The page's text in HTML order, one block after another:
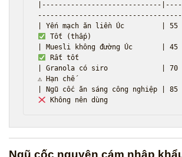
|-----------------------------
| Yến mạch ăn liền Úc         |
Tốt (thấp)
| Muesli không đường Úc       |
Rất tốt
| Granola có siro             |
⚠ Hạn chế
| Ngũ cốc ăn sáng công nghiệp |
Ngũ cốc nguyên cám nhập